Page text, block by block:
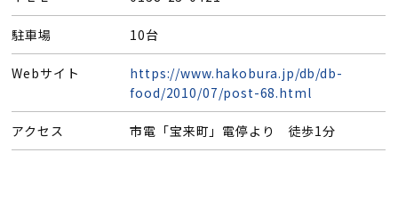
駐車場 10台
Webサイト
https://www.hakobura.jp/db/db-
food/2010/07/post-68.html
アクセス 市電「宝来町」電停より 徒歩1分